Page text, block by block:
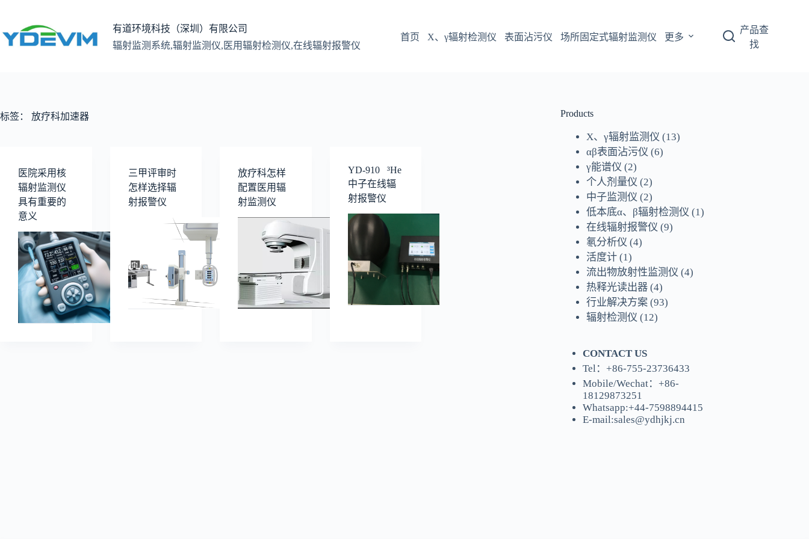
内
有道环境科技（深圳）有限公司
辐射监测系统,辐射监测仪,医用辐射检测仪,在线辐射报警仪
首页 X、γ辐射检测仪 表面沾污仪 场所固定式辐射监测仪 更多
产品查
找
标签： 放疗科加速器
医院采用核
辐射监测仪
具有重要的
意义
三甲评审时
怎样选择辐
射报警仪
放疗科怎样
配置医用辐
射监测仪
YD-910 ³He
中子在线辐
射报警仪
Products
X、γ辐射监测仪 (13)
αβ表面沾污仪 (6)
γ能谱仪 (2)
个人剂量仪 (2)
中子监测仪 (2)
低本底α、β辐射检测仪 (1)
在线辐射报警仪 (9)
氡分析仪 (4)
活度计 (1)
流出物放射性监测仪 (4)
热释光读出器 (4)
行业解决方案 (93)
辐射检测仪 (12)
CONTACT US
Tel：+86-755-23736433
Mobile/Wechat：+86-
18129873251
Whatsapp:+44-7598894415
E-mail:sales@ydhjkj.cn